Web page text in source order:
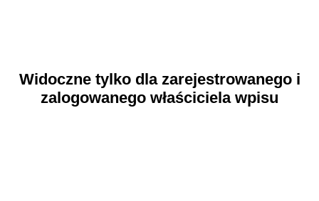
Widoczne tylko dla zarejestrowanego i
zalogowanego właściciela wpisu